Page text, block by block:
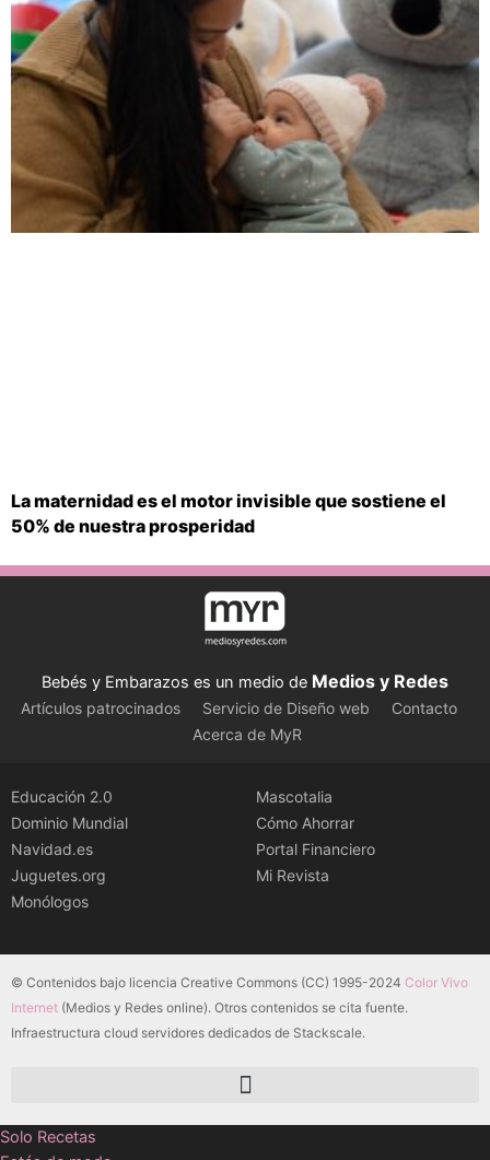
La maternidad es el motor invisible que sostiene el
50% de nuestra prosperidad
Bebés y Embarazos es un medio de Medios y Redes
Artículos patrocinados Servicio de Diseño web
Contacto
Acerca de MyR
Educación 2.0
Dominio Mundial
Navidad.es
Juguetes.org
Monólogos
Mascotalia
Cómo Ahorrar
Portal Financiero
Mi Revista
© Contenidos bajo licencia Creative Commons (CC) 1995-2024 Color Vivo
Internet (Medios y Redes online). Otros contenidos se cita fuente.
Infraestructura cloud servidores dedicados de Stackscale.
Solo Recetas